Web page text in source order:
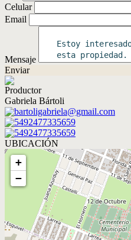
Celular
Email
Mensaje
Enviar
Productor
Gabriela Bártoli
bartoligabriela@gmail.com
5492477335659
5492477335659
UBICACIÓN
+
−